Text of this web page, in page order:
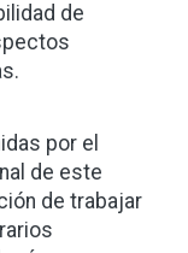
de
por el
de este
de trabajar